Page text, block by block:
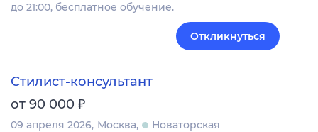
до 21:00, бесплатное обучение.
Откликнуться
Стилист-консультант
от 90 000 ₽
09 апреля 2026 Москва
Новаторская